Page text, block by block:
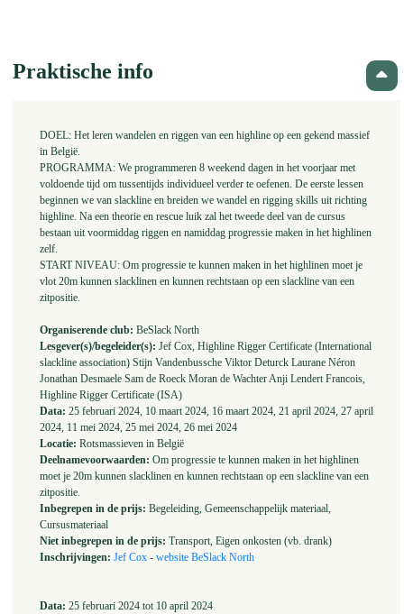
Praktische info
DOEL: Het leren wandelen en riggen van een highline op een gekend massief
in België.
PROGRAMMA: We programmeren 8 weekend dagen in het voorjaar met
voldoende tijd om tussentijds individueel verder te oefenen. De eerste lessen
beginnen we van slackline en breiden we wandel en rigging skills uit richting
highline. Na een theorie en rescue luik zal het tweede deel van de cursus
bestaan uit voormiddag riggen en namiddag progressie maken in het highlinen
zelf.
START NIVEAU: Om progressie te kunnen maken in het highlinen moet je
vlot 20m kunnen slacklinen en kunnen rechtstaan op een slackline van een
zitpositie.
Organiserende club: BeSlack North
Lesgever(s)/begeleider(s): Jef Cox, Highline Rigger Certificate (International
slackline association) Stijn Vandenbussche Viktor Deturck Laurane Néron
Jonathan Desmaele Sam de Roeck Moran de Wachter Anji Lendert Francois,
Highline Rigger Certificate (ISA)
Data: 25 februari 2024, 10 maart 2024, 16 maart 2024, 21 april 2024, 27 april
2024, 11 mei 2024, 25 mei 2024, 26 mei 2024
Locatie: Rotsmassieven in België
Deelnamevoorwaarden: Om progressie te kunnen maken in het highlinen
moet je 20m kunnen slacklinen en kunnen rechtstaan op een slackline van een
zitpositie.
Inbegrepen in de prijs: Begeleiding, Gemeenschappelijk materiaal,
Cursusmateriaal
Niet inbegrepen in de prijs: Transport, Eigen onkosten (vb. drank)
Inschrijvingen: Jef Cox - website BeSlack North
Data: 25 februari 2024 tot 10 april 2024